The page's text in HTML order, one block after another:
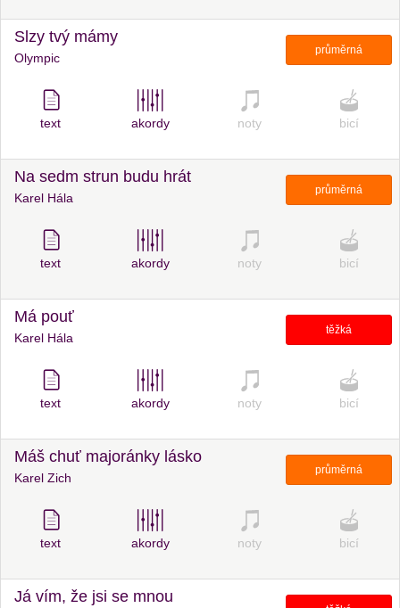
Slzy tvý mámy
Olympic
průměrná
text akordy noty bicí
Na sedm strun budu hrát
Karel Hála
průměrná
text akordy noty bicí
Má pouť
Karel Hála
těžká
text akordy noty bicí
Máš chuť majoránky lásko
Karel Zich
průměrná
text akordy noty bicí
Já vím, že jsi se mnou